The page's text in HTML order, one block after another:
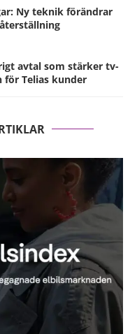
Ny teknik förändrar
avtal som stärker tv-
för Telias kunder